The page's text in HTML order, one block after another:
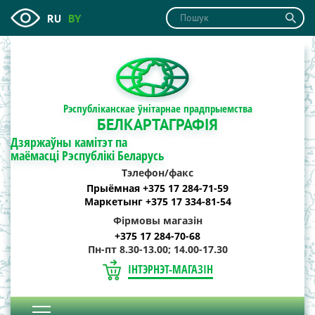
RU BY
Рэспубліканскае ўнітарнае прадпрыемства
БЕЛКАРТАГРАФІЯ
Дзяржаўны камітэт па
маёмасці Рэспублікі Беларусь
Тэлефон/факс
Прыёмная +375 17 284-71-59
Маркетынг +375 17 334-81-54
Фірмовы магазін
+375 17 284-70-68
Пн-пт 8.30-13.00; 14.00-17.30
ІНТЭРНЭТ-МАГАЗІН